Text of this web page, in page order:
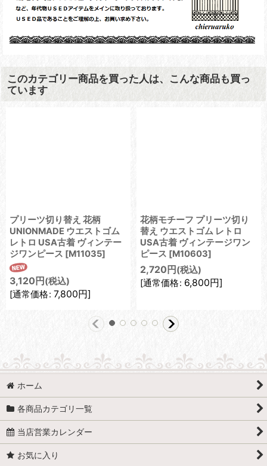
このカテゴリー商品を買った人は、こんな商品も買っ
ています
プリーツ切り替え 花柄
UNIONMADE ウエストゴム
レトロ USA古着 ヴィンテー
ジワンピース [M11035]
3,120 円 (税込)
[通常価格: 7,800円]
花柄モチーフ プリーツ切り
替え ウエストゴム レトロ
USA古着 ヴィンテージワン
ピース [M10603]
2,720 円 (税込)
[通常価格: 6,800円]
ホーム
各商品カテゴリ一覧
当店営業カレンダー
お気に入り